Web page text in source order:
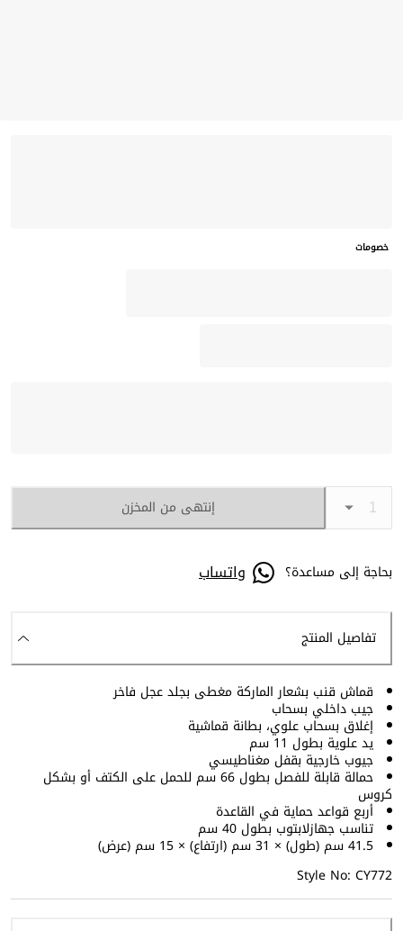
خصومات
إنتهى من المخزن
بحاجة إلى مساعدة؟ واتساب
تفاصيل المنتج
قماش قنب بشعار الماركة مغطى بجلد عجل فاخر
جيب داخلي بسحاب
إغلاق بسحاب علوي، بطانة قماشية
يد علوية بطول 11 سم
جيوب خارجية بقفل مغناطيسي
حمالة قابلة للفصل بطول 66 سم للحمل على الكتف أو بشكل
كروس
أربع قواعد حماية في القاعدة
تناسب جهازلابتوب بطول 40 سم
41.5 سم (طول) × 31 سم (ارتفاع) × 15 سم (عرض)
Style No: CY772